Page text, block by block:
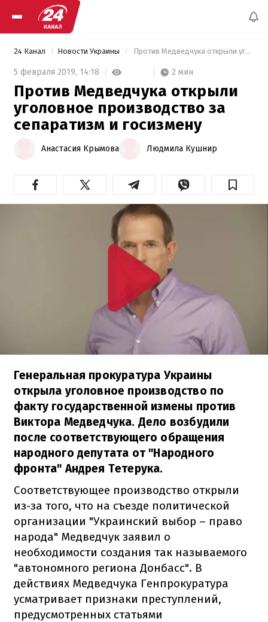
24 Канал Новости Украины Против Медведчука открыли уголовное производство за сепаратизм и госизмену
5 февраля 2019, 14:18 2 мин
Против Медведчука открыли
уголовное производство за
сепаратизм и госизмену
Анастасия Крымова Людмила Кушнир
Генеральная прокуратура Украины
открыла уголовное производство по
факту государственной измены против
Виктора Медведчука. Дело возбудили
после соответствующего обращения
народного депутата от "Народного
фронта" Андрея Тетерука.
Соответствующее производство открыли
из-за того, что на съезде политической
организации "Украинский выбор – право
народа" Медведчук заявил о
необходимости создания так называемого
"автономного региона Донбасс". В
действиях Медведчука Генпрокуратура
усматривает признаки преступлений,
предусмотренных статьями